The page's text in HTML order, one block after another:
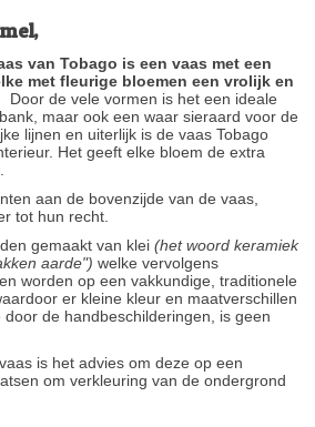
van Tobago is een vaas met een
met fleurige bloemen een vrolijk en
Door de vele vormen is het een ideale
maar ook een waar sieraard voor de
lijnen en uiterlijk is de vaas Tobago
Het geeft elke bloem de extra
aan de bovenzijde van de vaas,
tot hun recht.
gemaakt van klei (het woord keramiek
aarde") welke vervolgens
worden op een vakkundige, traditionele
er kleine kleur en maatverschillen
de handbeschilderingen, is geen
is het advies om deze op een
om verkleuring van de ondergrond